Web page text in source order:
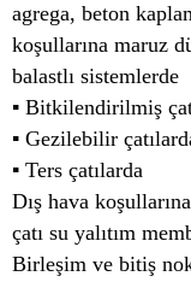
agrega, beton
koşullarına maruz
balastlı sistemlerde
▪ Bitkilendirilmiş
▪ Gezilebilir
▪ Ters çatılarda
Dış hava
çatı su yalıtım
Birleşim ve bitiş